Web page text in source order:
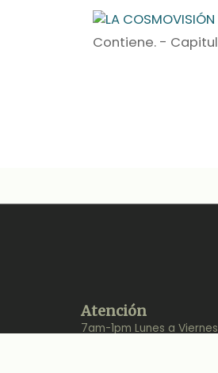
Atención
7am-1pm Lunes a Viernes